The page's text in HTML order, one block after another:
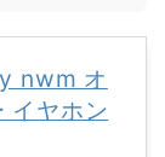
nwm オ
イヤホン